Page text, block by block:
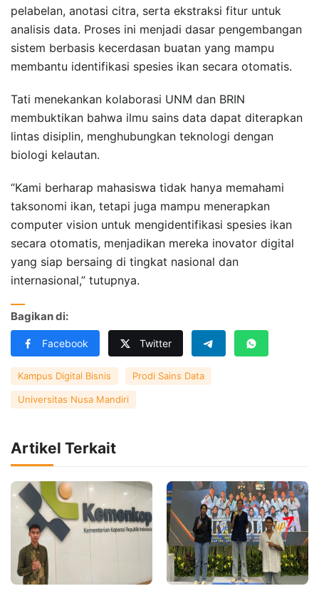
pelabelan, anotasi citra, serta ekstraksi fitur untuk
analisis data. Proses ini menjadi dasar pengembangan
sistem berbasis kecerdasan buatan yang mampu
membantu identifikasi spesies ikan secara otomatis.
Tati menekankan kolaborasi UNM dan BRIN
membuktikan bahwa ilmu sains data dapat diterapkan
lintas disiplin, menghubungkan teknologi dengan
biologi kelautan.
“Kami berharap mahasiswa tidak hanya memahami
taksonomi ikan, tetapi juga mampu menerapkan
computer vision untuk mengidentifikasi spesies ikan
secara otomatis, menjadikan mereka inovator digital
yang siap bersaing di tingkat nasional dan
internasional,” tutupnya.
Bagikan di:
Facebook Twitter
Kampus Digital Bisnis Prodi Sains Data
Universitas Nusa Mandiri
Artikel Terkait